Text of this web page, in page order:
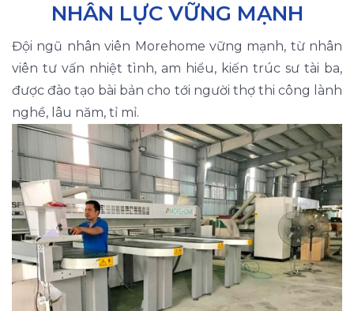
NHÂN LỰC VỮNG MẠNH
Đội ngũ nhân viên Morehome vững mạnh, từ nhân
viên tư vấn nhiệt tình, am hiểu, kiến trúc sư tài ba,
được đào tạo bài bản cho tới người thợ thi công lành
nghề, lâu năm, tỉ mỉ.